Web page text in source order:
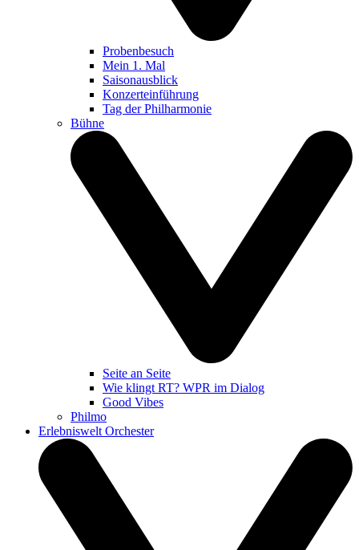
Probenbesuch
Mein 1. Mal
Saisonausblick
Konzerteinführung
Tag der Philharmonie
Bühne
Seite an Seite
Wie klingt RT? WPR im Dialog
Good Vibes
Philmo
Erlebniswelt Orchester